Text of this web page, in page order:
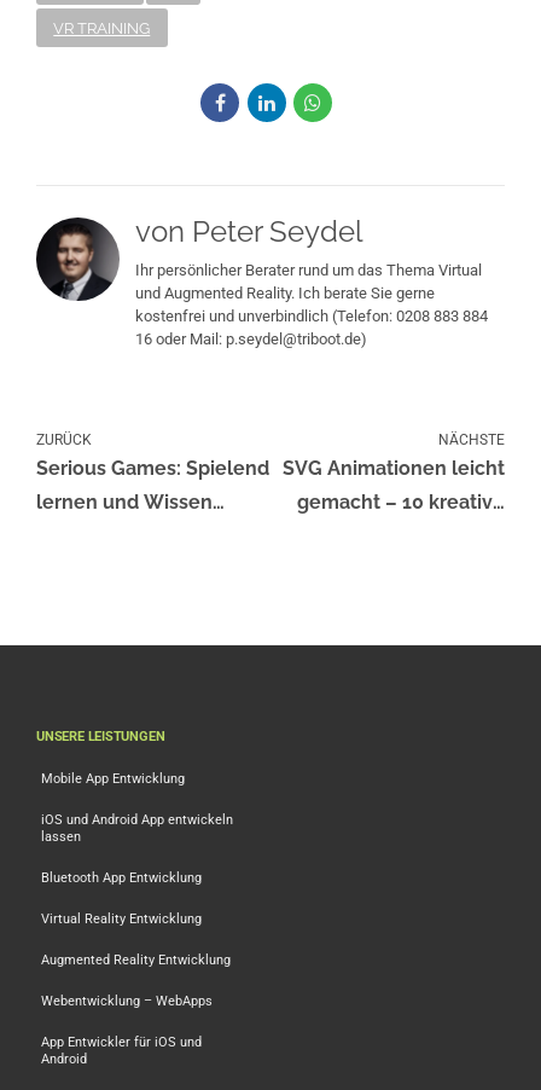
VR TRAINING
von Peter Seydel
Ihr persönlicher Berater rund um das Thema Virtual
und Augmented Reality. Ich berate Sie gerne
kostenfrei und unverbindlich (Telefon: 0208 883 884
16 oder Mail: p.seydel@triboot.de)
ZURÜCK
Serious Games: Spielend
lernen und Wissen
NÄCHSTE
SVG Animationen leicht
gemacht – 10 kreative
UNSERE LEISTUNGEN
Mobile App Entwicklung
iOS und Android App entwickeln
lassen
Bluetooth App Entwicklung
Virtual Reality Entwicklung
Augmented Reality Entwicklung
Webentwicklung – WebApps
App Entwickler für iOS und
Android